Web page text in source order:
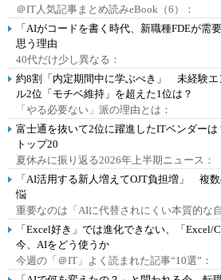
＠IT人気記事まとめ読みeBook（6）：
「AIがコードを書く時代、新職種FDEが
思う理由
40代だけ少し異なる：
約8割「内定期間中に学ぶべき」 未経験エ
ル2位「モチベ維持」を超えた1位は？
「やる必要ない」派の理由とは：
富士通を抜いて2位に躍進したITベンダー
トップ20
夏休みに振り返る2026年上半期ニュース：
「AI活用する新人増えてOJT負担増」 複
悩
重要なのは「AIに代替されにくい本質的な
「Excel好き」では進化できない、「Excel/
今、AIをどう使うか
今週の「＠IT」よく読まれた記事“10選”：